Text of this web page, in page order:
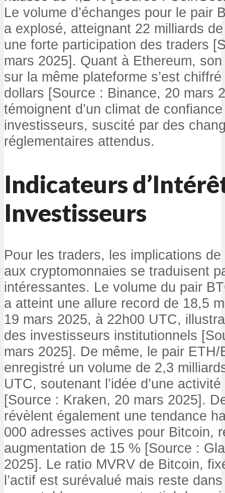
Le volume d’échanges pour le pair
a explosé, atteignant 22 milliards
une forte participation des traders
mars 2025]. Quant à Ethereum, son
sur la même plateforme s’est
dollars [Source : Binance, 20 mars
témoignent d’un climat de
investisseurs, suscité par des
réglementaires attendus.
Indicateurs
Investisseurs
Pour les traders, les implications
aux cryptomonnaies se traduisent
intéressantes. Le volume du pair
a atteint une allure record de 18,5
19 mars 2025, à 22h00 UTC,
des investisseurs institutionnels
mars 2025]. De même, le pair
enregistré un volume de 2,3
UTC, soutenant l’idée d’une
[Source : Kraken, 20 mars 2025].
révèlent également une tendance
000 adresses actives pour Bitcoin,
augmentation de 15 % [Source :
2025]. Le ratio MVRV de Bitcoin,
l’actif est surévalué mais reste